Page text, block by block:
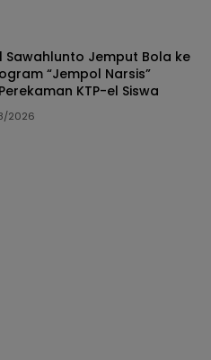
Sawahlunto Jemput Bola ke
“Jempol Narsis”
KTP-el Siswa
2026